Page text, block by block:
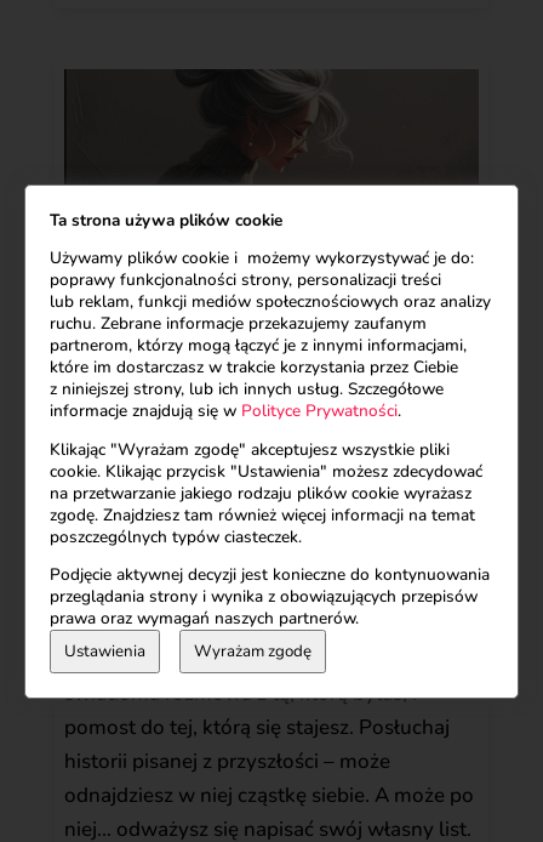
List do młodszej wersji siebie
Czy kiedykolwiek chciałaś wrócić do siebie
sprzed lat – nie po to, by coś naprawić, ale
czułością i zrozumieniem? Ten list to
zaproszenie do właśnie takiej podróży –
pełnej refleksji, odwagi i delikatności. To
świadoma rozmowa z tą, którą byłaś, i
pomost do tej, którą się stajesz. Posłuchaj
historii pisanej z przyszłości – może
odnajdziesz w niej cząstkę siebie. A może po
niej… odważysz się napisać swój własny list.
Ta strona używa plików cookie
Używamy plików cookie i możemy wykorzystywać je do:
poprawy funkcjonalności strony, personalizacji treści
lub reklam, funkcji mediów społecznościowych oraz analizy
ruchu. Zebrane informacje przekazujemy zaufanym
partnerom, którzy mogą łączyć je z innymi informacjami,
które im dostarczasz w trakcie korzystania przez Ciebie
z niniejszej strony, lub ich innych usług. Szczegółowe
informacje znajdują się w Polityce Prywatności.
Klikając "Wyrażam zgodę" akceptujesz wszystkie pliki
cookie. Klikając przycisk "Ustawienia" możesz zdecydować
na przetwarzanie jakiego rodzaju plików cookie wyrażasz
zgodę. Znajdziesz tam również więcej informacji na temat
poszczególnych typów ciasteczek.
Podjęcie aktywnej decyzji jest konieczne do kontynuowania
przeglądania strony i wynika z obowiązujących przepisów
prawa oraz wymagań naszych partnerów.
Ustawienia Wyrażam zgodę